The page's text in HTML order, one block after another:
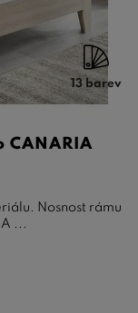
13 barev
CANARIA
Nosnost rámu
...